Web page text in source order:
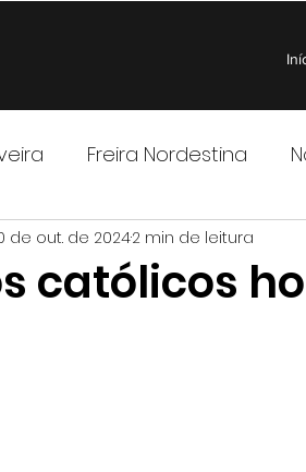
Freira Nordestina
de Alma Mística
católicos
de out. de 20242 min de leitura